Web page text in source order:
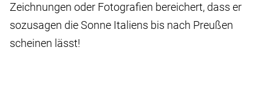
Zeichnungen oder Fotografien bereichert, dass er
sozusagen die Sonne Italiens bis nach Preußen
scheinen lässt!